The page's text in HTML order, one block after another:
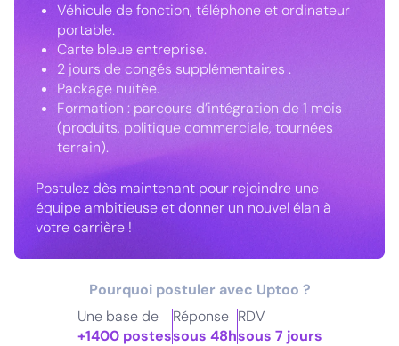
Véhicule de fonction, téléphone et ordinateur
portable.
Carte bleue entreprise.
2 jours de congés supplémentaires .
Package nuitée.
Formation : parcours d’intégration de 1 mois
(produits, politique commerciale, tournées
terrain).
Postulez dès maintenant pour rejoindre une
équipe ambitieuse et donner un nouvel élan à
votre carrière !
Pourquoi postuler avec Uptoo ?
Une base de
+1400 postes
Réponse
sous 48h
RDV
sous 7 jours